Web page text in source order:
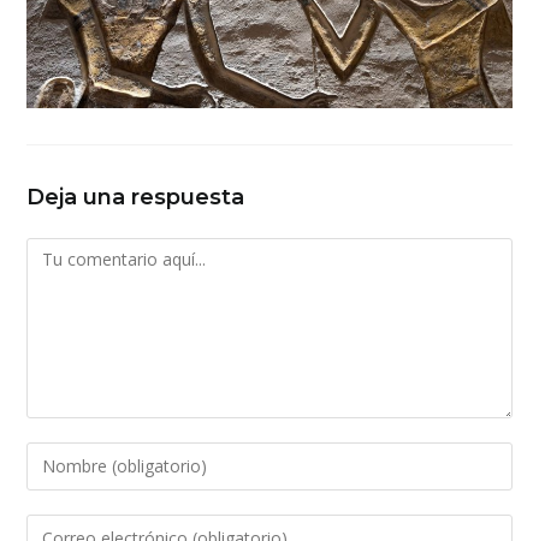
Deja una respuesta
Comentario
Introduce
tu
nombre
Introduce